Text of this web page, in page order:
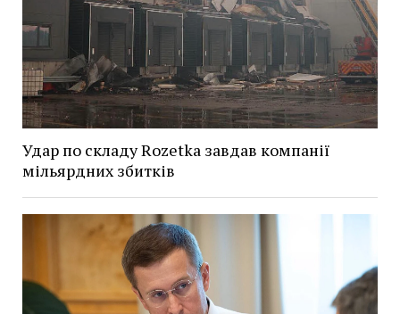
Удар по складу Rozetka завдав компанії
мільярдних збитків